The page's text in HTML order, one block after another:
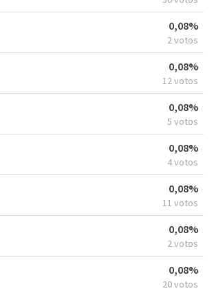
0,08%
2 votos
0,08%
12 votos
0,08%
5 votos
0,08%
4 votos
0,08%
11 votos
0,08%
2 votos
0,08%
20 votos